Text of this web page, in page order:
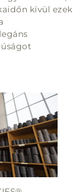
kívül ezek